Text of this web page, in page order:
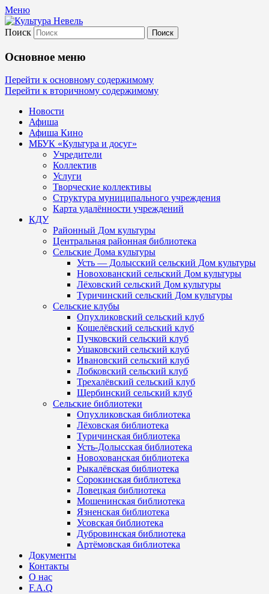
Меню
Культура Невель
МБУК Невельского района "Культура
и досуг"
Поиск
Основное меню
Перейти к основному содержимому
Перейти к вторичному содержимому
Новости
Афиша
Афиша Кино
МБУК «Культура и досуг»
Учредители
Коллектив
Услуги
Творческие коллективы
Структура муниципального учреждения
Карта удалённости учреждений
КДУ
Районный Дом культуры
Центральная районная библиотека
Сельские Дома культуры
Усть — Долысский сельский Дом культуры
Новохованский сельский Дом культуры
Лёховский сельский Дом культуры
Туричинский сельский Дом культуры
Сельские клубы
Опухликовский сельский клуб
Кошелёвский сельский клуб
Пучковский сельский клуб
Ушаковский сельский клуб
Ивановский сельский клуб
Лобковский сельский клуб
Трехалёвский сельский клуб
Щербинский сельский клуб
Сельские библиотеки
Опухликовская библиотека
Лёховская библиотека
Туричинская библиотека
Усть-Долысская библиотека
Новохованская библиотека
Рыкалёвская библиотека
Сорокинская библиотека
Ловецкая библиотека
Мошенинская библиотека
Язненская библиотека
Усовская библиотека
Дубровинская библиотека
Артёмовская библиотека
Документы
Контакты
О нас
F.A.Q